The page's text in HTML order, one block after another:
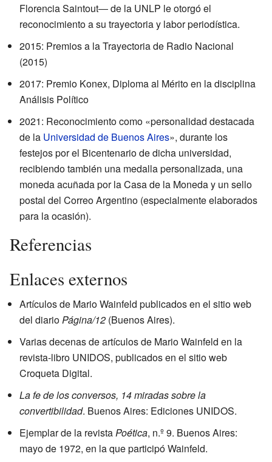
Florencia Saintout― de la UNLP le otorgó el
reconocimiento a su trayectoria y labor periodística.
2015: Premios a la Trayectoria de Radio Nacional
(2015)
2017: Premio Konex, Diploma al Mérito en la disciplina
Análisis Político
2021: Reconocimiento como «personalidad destacada
de la Universidad de Buenos Aires», durante los
festejos por el Bicentenario de dicha universidad,
recibiendo también una medalla personalizada, una
moneda acuñada por la Casa de la Moneda y un sello
postal del Correo Argentino (especialmente elaborados
para la ocasión).
Referencias
Enlaces externos
Artículos de Mario Wainfeld publicados en el sitio web
del diarioPágina/12 (Buenos Aires).
Varias decenas de artículos de Mario Wainfeld en la
revista-libro UNIDOS, publicados en el sitio web
Croqueta Digital.
La fe de los conversos, 14 miradas sobre la
convertibilidad. Buenos Aires: Ediciones UNIDOS.
Ejemplar de la revistaPoética, n.º 9. Buenos Aires:
mayo de 1972, en la que participó Wainfeld.